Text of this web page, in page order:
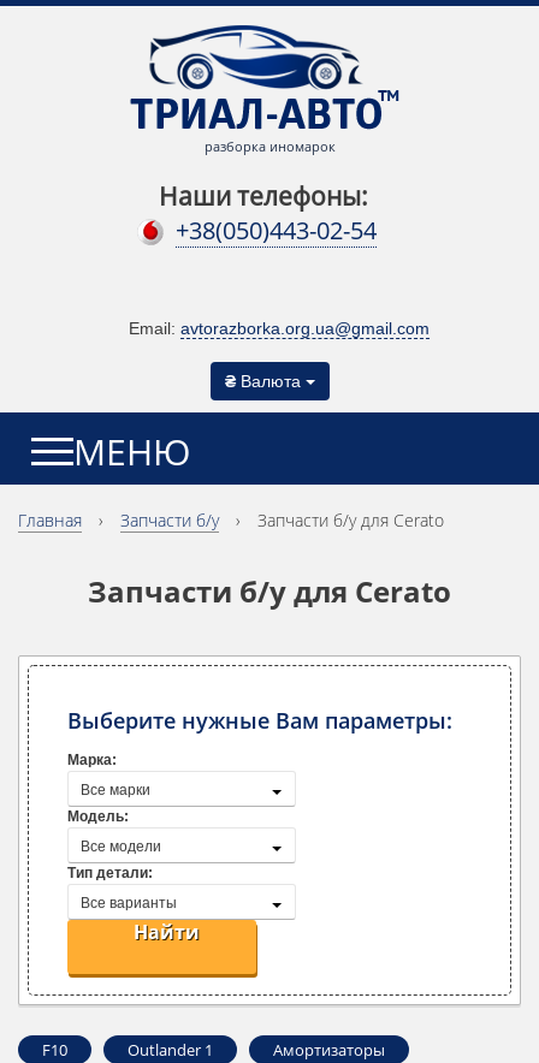
разборка иномарок
Наши телефоны:
+38(050)443-02-54
Email: avtorazborka.org.ua@gmail.com
₴ Валюта
МЕНЮ
Главная › Запчасти б/у › Запчасти б/у для Cerato
Запчасти б/у для Cerato
Выберите нужные Вам параметры:
Марка:
Все марки
Модель:
Все модели
Тип детали:
Все варианты
Найти
F10 Outlander ‎1 Амортизаторы